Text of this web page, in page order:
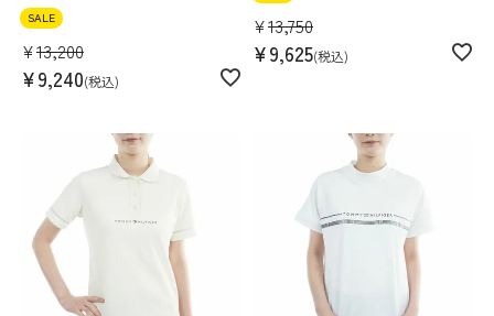
SALE
¥13,200
¥9,240 税込
¥13,750
¥9,625 税込